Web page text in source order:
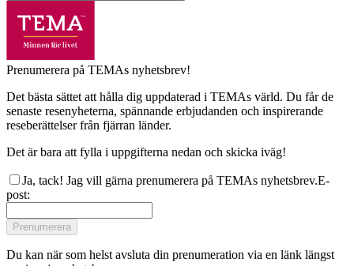
Prenumerera på TEMAs nyhetsbrev!
Det bästa sättet att hålla dig uppdaterad i TEMAs värld. Du får de
senaste resenyheterna, spännande erbjudanden och inspirerande
reseberättelser från fjärran länder.
Det är bara att fylla i uppgifterna nedan och skicka iväg!
Ja, tack! Jag vill gärna prenumerera på TEMAs nyhetsbrev.E-
post:
Prenumerera
Du kan när som helst avsluta din prenumeration via en länk längst